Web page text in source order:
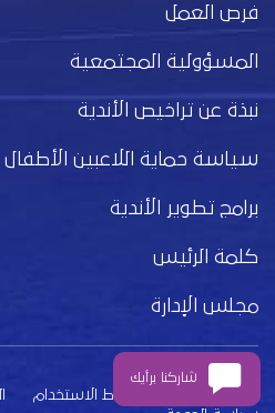
فرص العمل
المسؤولية المجتمعية
نبذة عن تراخيص الأندية
سياسة حماية اللاعبين الأطفال
برامج تطوير الأندية
كلمة الرئيس
مجلس الإدارة
بيان الخصوصية شروط الاستخدام
شاركنا برأيك